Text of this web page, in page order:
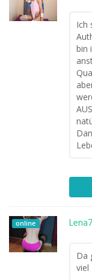
Ich
bin
online
Da
viel